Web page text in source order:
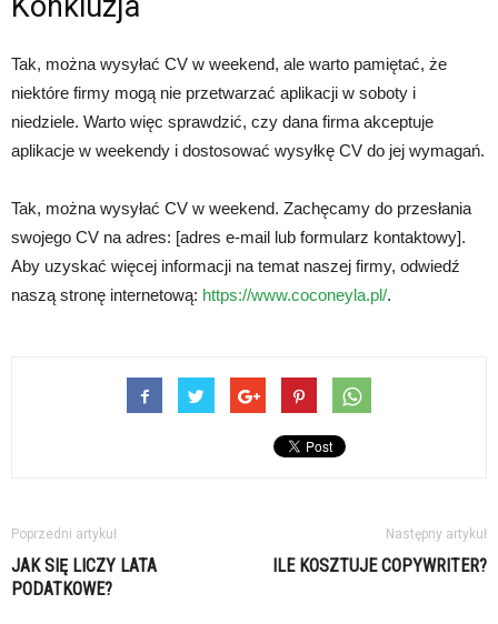
Tak, można wysyłać CV w weekend, ale warto pamiętać, że
niektóre firmy mogą nie przetwarzać aplikacji w soboty i
niedziele. Warto więc sprawdzić, czy dana firma akceptuje
aplikacje w weekendy i dostosować wysyłkę CV do jej wymagań.
Tak, można wysyłać CV w weekend. Zachęcamy do przesłania
swojego CV na adres: [adres e-mail lub formularz kontaktowy].
Aby uzyskać więcej informacji na temat naszej firmy, odwiedź
naszą stronę internetową: https://www.coconeyla.pl/.
Poprzedni artykuł
JAK SIĘ LICZY LATA
PODATKOWE?
Następny artykuł
ILE KOSZTUJE COPYWRITER?